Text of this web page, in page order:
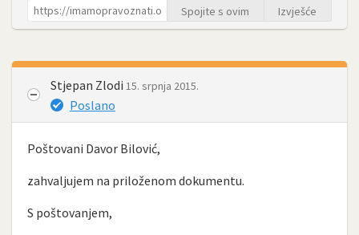
Spojite s ovim Izvješće
Stjepan Zlodi 15. srpnja 2015.
Poslano
Poštovani Davor Bilović,
zahvaljujem na priloženom dokumentu.
S poštovanjem,